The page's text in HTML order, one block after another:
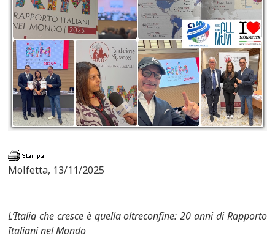
Molfetta, 13/11/2025
L’Italia che cresce è quella oltreconfine: 20 anni di Rapporto
Italiani nel Mondo